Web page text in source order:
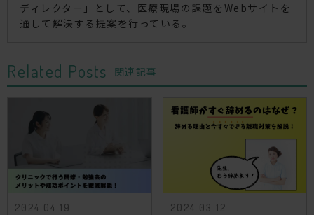
ディレクター」として、医療現場の課題をWebサイトを
通して解決する提案を行っている。
Related Posts 関連記事
2024.04.19 2024.03.12